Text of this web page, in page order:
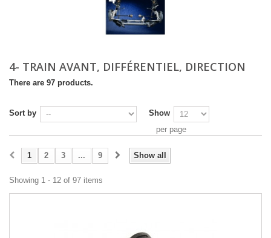
4- TRAIN AVANT, DIFFÉRENTIEL, DIRECTION
There are 97 products.
Sort by
Show
per page
Show all
1 2 3 ... 9
Showing 1 - 12 of 97 items